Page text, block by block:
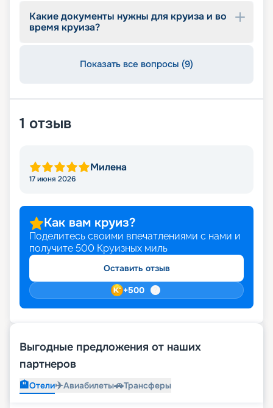
Какие документы нужны для круиза и во
время круиза?
Показать все вопросы (9)
1 отзыв
Милена
17 июня 2026
Как вам круиз?
Поделитесь своими впечатлениями с нами и
получите 500 Круизных миль
Оставить отзыв
+500
Выгодные предложения от наших
партнеров
🏨Отели✈️Авиабилеты🚗Трансферы